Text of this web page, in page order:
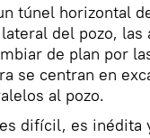
túnel horizontal
del pozo, las
de plan por
se centran en
al pozo.
difícil, es inédita